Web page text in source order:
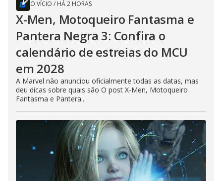
O VÍCIO / HÁ 2 HORAS
X-Men, Motoqueiro Fantasma e
Pantera Negra 3: Confira o
calendário de estreias do MCU
em 2028
A Marvel não anunciou oficialmente todas as datas, mas
deu dicas sobre quais são O post X-Men, Motoqueiro
Fantasma e Pantera...